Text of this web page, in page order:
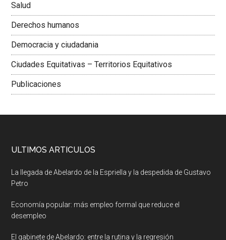
Salud
Derechos humanos
Democracia y ciudadania
Ciudades Equitativas – Territorios Equitativos
Publicaciones
ULTIMOS ARTICULOS
La llegada de Abelardo de la Espriella y la despedida de Gustavo
Petro
Economía popular: más empleo formal que reduce el
desempleo
El gabinete de Abelardo: entre la rutina y la regresión